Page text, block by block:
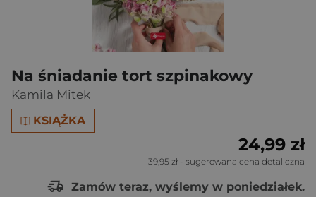
Na śniadanie tort szpinakowy
Kamila Mitek
KSIĄŻKA
24,99 zł
39,95 zł - sugerowana cena detaliczna
Zamów teraz, wyślemy w poniedziałek.